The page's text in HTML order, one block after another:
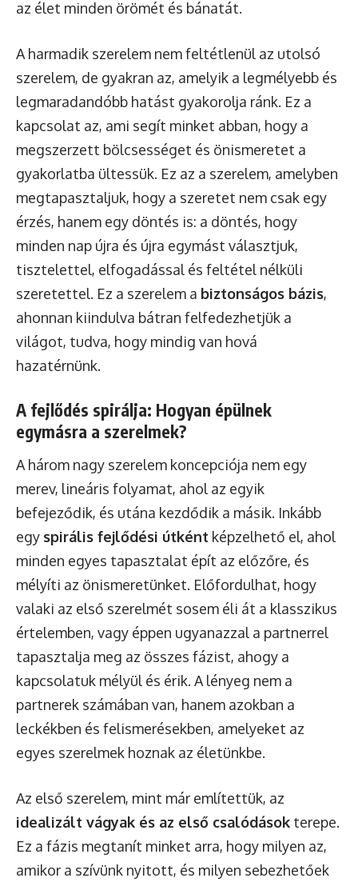
az élet minden örömét és bánatát.
A harmadik szerelem nem feltétlenül az utolsó
szerelem, de gyakran az, amelyik a legmélyebb és
legmaradandóbb hatást gyakorolja ránk. Ez a
kapcsolat az, ami segít minket abban, hogy a
megszerzett bölcsességet és önismeretet a
gyakorlatba ültessük. Ez az a szerelem, amelyben
megtapasztaljuk, hogy a szeretet nem csak egy
érzés, hanem egy döntés is: a döntés, hogy
minden nap újra és újra egymást választjuk,
tisztelettel, elfogadással és feltétel nélküli
szeretettel. Ez a szerelem a biztonságos bázis,
ahonnan kiindulva bátran felfedezhetjük a
világot, tudva, hogy mindig van hová
hazatérnünk.
A fejlődés spirálja: Hogyan épülnek
egymásra a szerelmek?
A három nagy szerelem koncepciója nem egy
merev, lineáris folyamat, ahol az egyik
befejeződik, és utána kezdődik a másik. Inkább
egy spirális fejlődési útként képzelhető el, ahol
minden egyes tapasztalat épít az előzőre, és
mélyíti az önismeretünket. Előfordulhat, hogy
valaki az első szerelmét sosem éli át a klasszikus
értelemben, vagy éppen ugyanazzal a partnerrel
tapasztalja meg az összes fázist, ahogy a
kapcsolatuk mélyül és érik. A lényeg nem a
partnerek számában van, hanem azokban a
leckékben és felismerésekben, amelyeket az
egyes szerelmek hoznak az életünkbe.
Az első szerelem, mint már említettük, az
idealizált vágyak és az első csalódások terepe.
Ez a fázis megtanít minket arra, hogy milyen az,
amikor a szívünk nyitott, és milyen sebezhetőek